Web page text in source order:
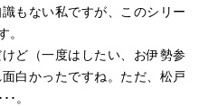
もない私ですが、このシリー
。
ど（一度はしたい、お伊勢参
白かったですね。ただ、松戸
･。